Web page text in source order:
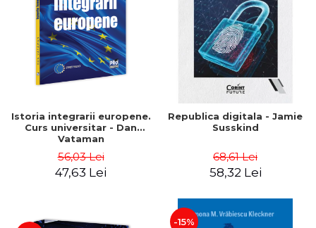
Istoria integrarii europene.
Curs universitar - Dan
Vataman
56,03 Lei
47,63 Lei
Republica digitala - Jamie
Susskind
68,61 Lei
58,32 Lei
-15%